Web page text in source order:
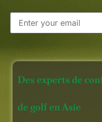
Des experts de
de golf en Asie